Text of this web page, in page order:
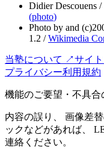
Didier Descouens /
(photo)
Photo by and
1.2 / Wikimedia
当塾について ↗サイ
プライバシー利用規約
機能のご要望・不具合
内容の誤り、 画像差
ックなどがあれば、
連絡ください。